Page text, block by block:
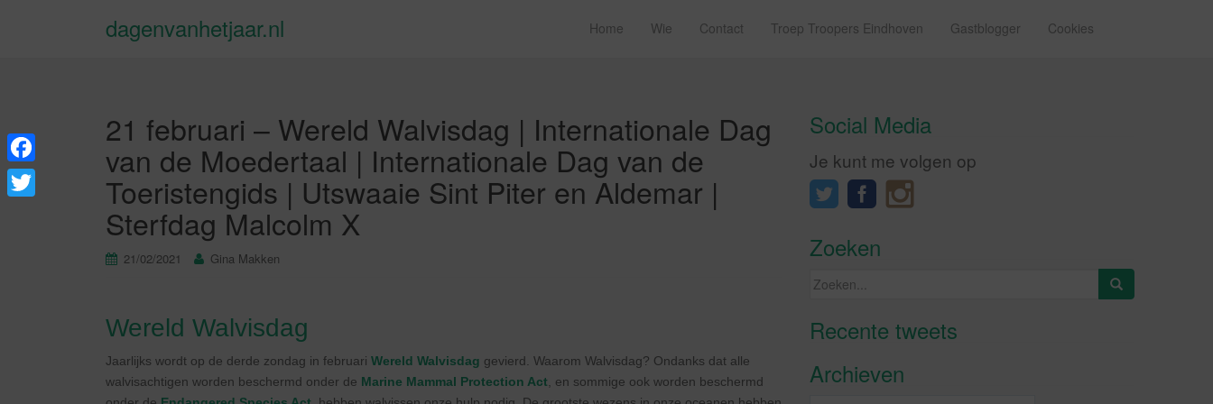
dagenvanhetjaar.nl Home Wie Contact Troep Troopers Eindhoven Gastblogger Cookies
21 februari – Wereld Walvisdag | Internationale Dag
van de Moedertaal | Internationale Dag van de
Toeristengids | Utswaaie Sint Piter en Aldemar |
Sterfdag Malcolm X
21/02/2021 Gina Makken
Wereld Walvisdag
Jaarlijks wordt op de derde zondag in februari Wereld Walvisdag gevierd. Waarom Walvisdag? Ondanks dat alle
walvisachtigen worden beschermd onder de Marine Mammal Protection Act , en sommige ook worden beschermd
Social Media
Je kunt me volgen op
Zoeken
Zoeken
Recente tweetsKlik om marketing cookies te
Archieven
F